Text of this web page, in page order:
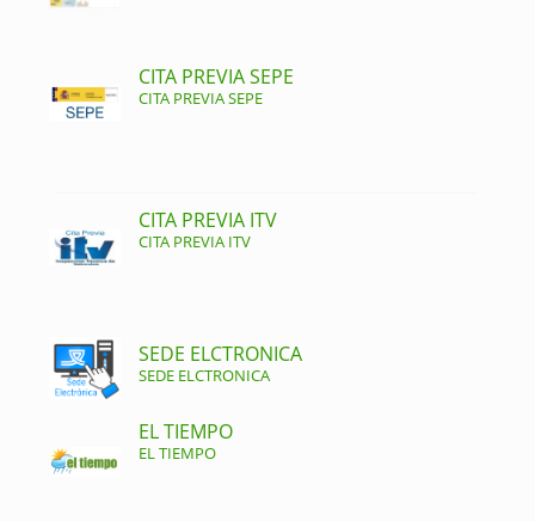
CITA PREVIA SEPE
CITA PREVIA SEPE
CITA PREVIA ITV
CITA PREVIA ITV
SEDE ELCTRONICA
SEDE ELCTRONICA
EL TIEMPO
EL TIEMPO